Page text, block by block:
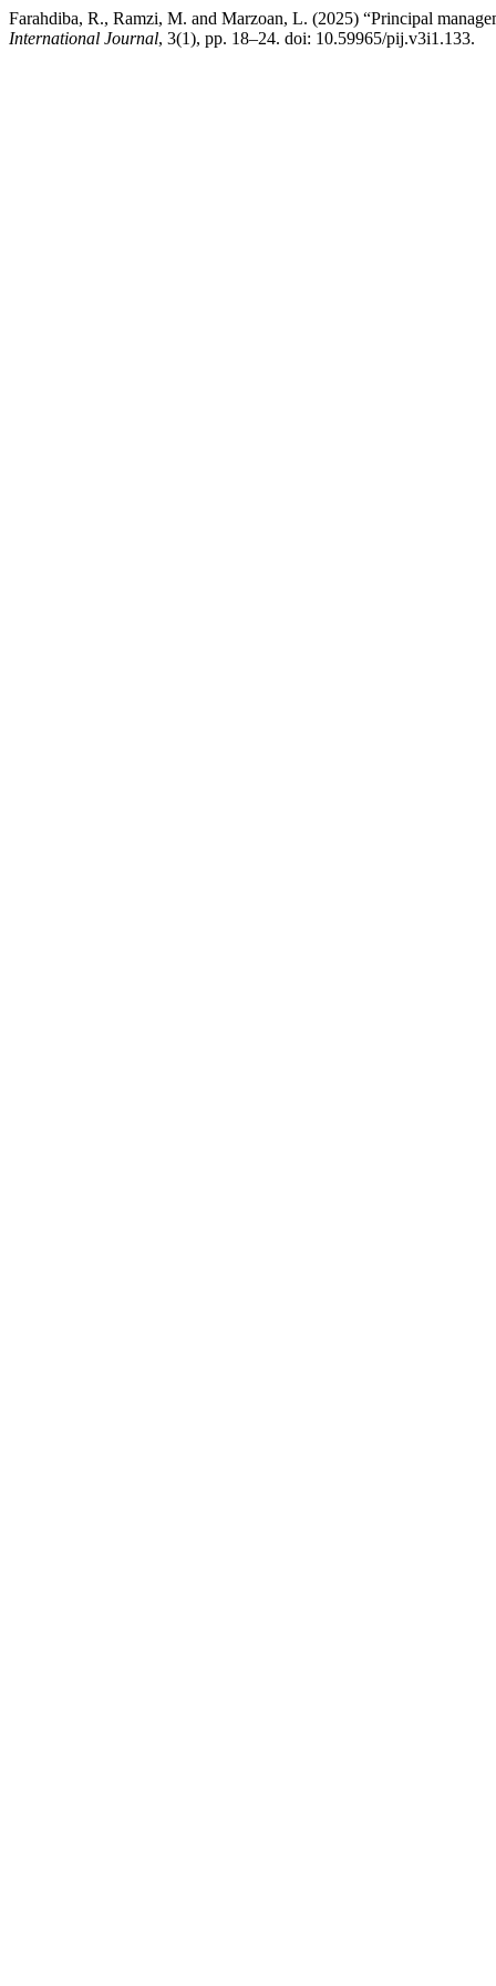
Farahdiba, R., Ramzi, M. and Marzoan, L. (2025) “Principal
International Journal, 3(1), pp. 18–24. doi: 10.59965/pij.v3i1.133.